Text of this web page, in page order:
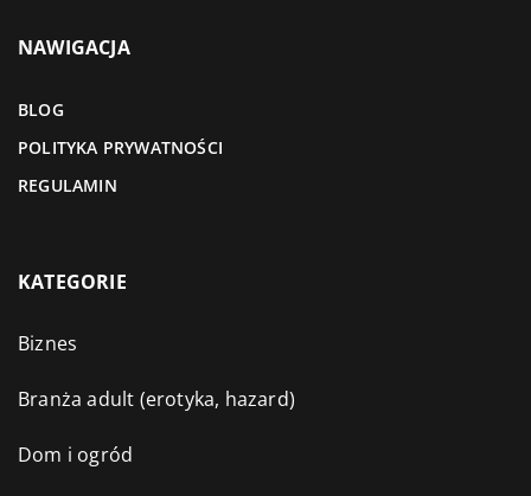
NAWIGACJA
BLOG
POLITYKA PRYWATNOŚCI
REGULAMIN
KATEGORIE
Biznes
Branża adult (erotyka, hazard)
Dom i ogród